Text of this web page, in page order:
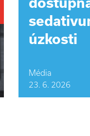
úzkosti
Média
23. 6. 2026